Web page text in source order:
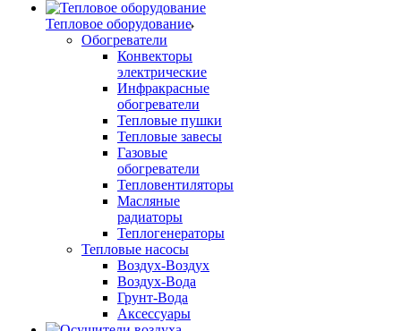
Тепловое оборудование
Обогреватели
Конвекторы
электрические
Инфракрасные
обогреватели
Тепловые пушки
Тепловые завесы
Газовые
обогреватели
Тепловентиляторы
Масляные
радиаторы
Теплогенераторы
Тепловые насосы
Воздух-Воздух
Воздух-Вода
Грунт-Вода
Аксессуары